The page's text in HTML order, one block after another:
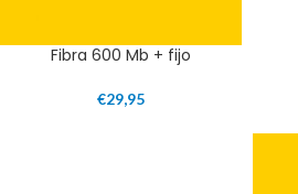
Fibra 600 Mb + fijo
€29,95